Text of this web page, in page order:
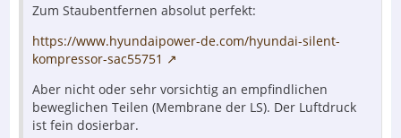
Zum Staubentfernen absolut perfekt:
https://www.hyundaipower-de.com/hyundai-silent-
kompressor-sac55751
Aber nicht oder sehr vorsichtig an empfindlichen
beweglichen Teilen (Membrane der LS). Der Luftdruck
ist fein dosierbar.